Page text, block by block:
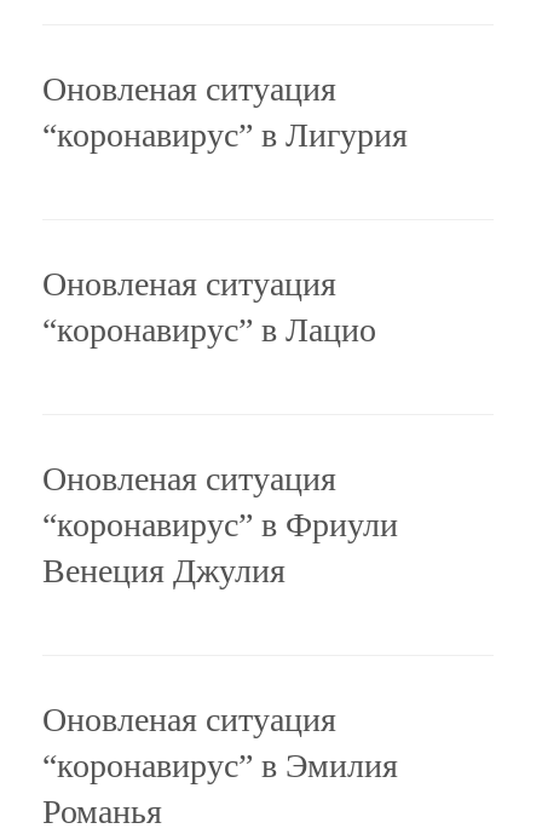
Оновленая ситуация
“коронавирус” в Лигурия
Оновленая ситуация
“коронавирус” в Лацио
Оновленая ситуация
“коронавирус” в Фриули
Венеция Джулия
Оновленая ситуация
“коронавирус” в Эмилия
Романья